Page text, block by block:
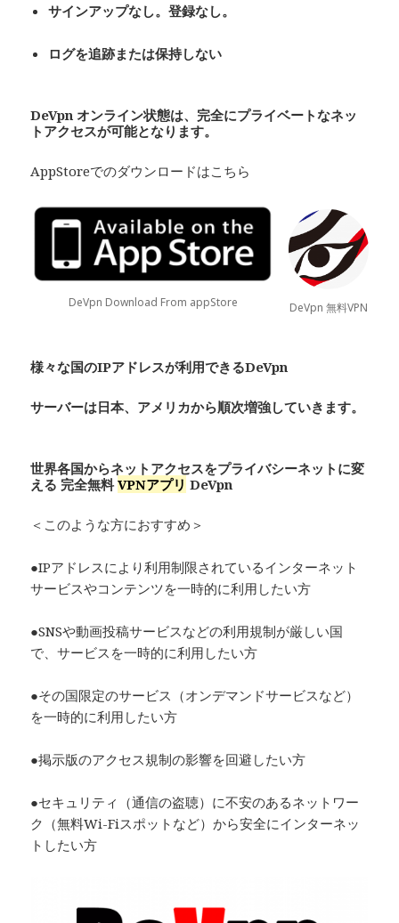
サインアップなし。登録なし。
ログを追跡または保持しない
DeVpn オンライン状態は、完全にプライベートなネッ
トアクセスが可能となります。
AppStoreでのダウンロードはこちら
DeVpn 無料VPN
DeVpn Download From appStore
様々な国のIPアドレスが利用できるDeVpn
サーバーは日本、アメリカから順次増強していきます。
世界各国からネットアクセスをプライバシーネットに変
える 完全無料VPNアプリ DeVpn
＜このような方におすすめ＞
●IPアドレスにより利用制限されているインターネット
サービスやコンテンツを一時的に利用したい方
●SNSや動画投稿サービスなどの利用規制が厳しい国
で、サービスを一時的に利用したい方
●その国限定のサービス（オンデマンドサービスなど）
を一時的に利用したい方
●掲示版のアクセス規制の影響を回避したい方
●セキュリティ（通信の盗聴）に不安のあるネットワー
ク（無料Wi-Fiスポットなど）から安全にインターネッ
トしたい方